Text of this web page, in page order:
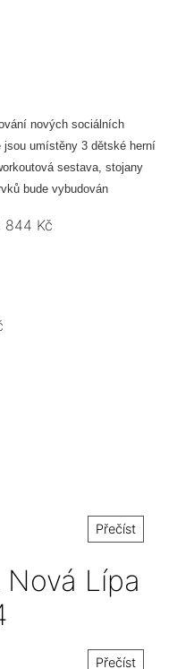
nových sociálních
umístěny 3 dětské herní
sestava, stojany
bude vybudován
1 stezka s QR kody.
844 Kč
Přečíst
Lípa
Přečíst